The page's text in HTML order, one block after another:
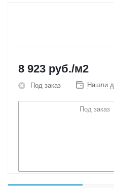
8 923 руб./м2
Под заказ Нашли
Под заказ